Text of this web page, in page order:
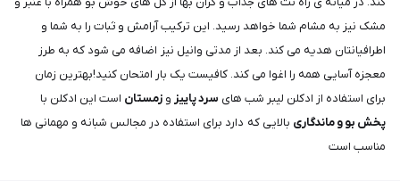
مشک نیز به مشام شما خواهد رسید. این ترکیب آرامش و ثبات را به شما و
اطرافیانتان هدیه می کند. بعد از مدتی وانیل نیز اضافه می شود که به طرز
معجزه آسایی همه را اغوا می کند. کافیست یک بار امتحان کنید!بهترین زمان
برای استفاده از ادکلن لیبر شب های سرد پاییز و زمستان است این ادکلن با
پخش بو و ماندگاری بالایی که دارد برای استفاده در مجالس شبانه و مهمانی ها
مناسب است